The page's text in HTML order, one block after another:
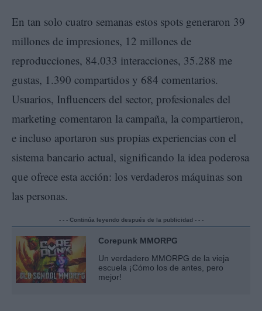
En tan solo cuatro semanas estos spots generaron 39
millones de impresiones, 12 millones de
reproducciones, 84.033 interacciones, 35.288 me
gustas, 1.390 compartidos y 684 comentarios.
Usuarios, Influencers del sector, profesionales del
marketing comentaron la campaña, la compartieron,
e incluso aportaron sus propias experiencias con el
sistema bancario actual, significando la idea poderosa
que ofrece esta acción: los verdaderos máquinas son
las personas.
- - - Continúa leyendo después de la publicidad - - -
Corepunk MMORPG
Un verdadero MMORPG de la vieja
escuela ¡Cómo los de antes, pero
mejor!